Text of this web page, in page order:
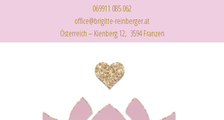
069911 085 062
office@brigitte-reinberger.at
Österreich – Kienberg 12, 3594 Franzen